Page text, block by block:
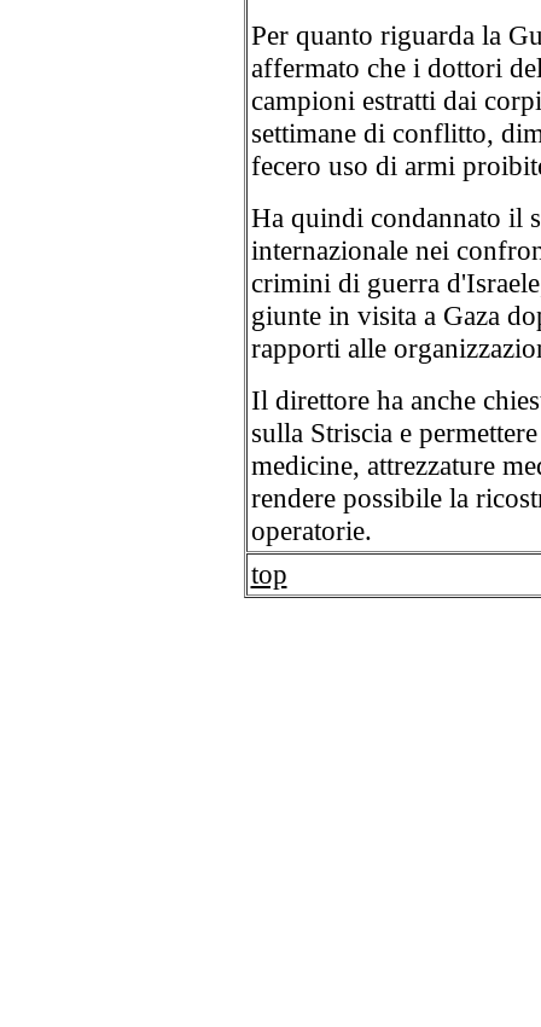
Per quanto riguarda la
affermato che i dottori
campioni estratti dai
settimane di conflitto,
fecero uso di armi
Ha quindi condannato il
internazionale nei
crimini di guerra
giunte in visita a Gaza
rapporti alle
Il direttore ha anche
sulla Striscia e
medicine, attrezzature
rendere possibile la
operatorie.
top